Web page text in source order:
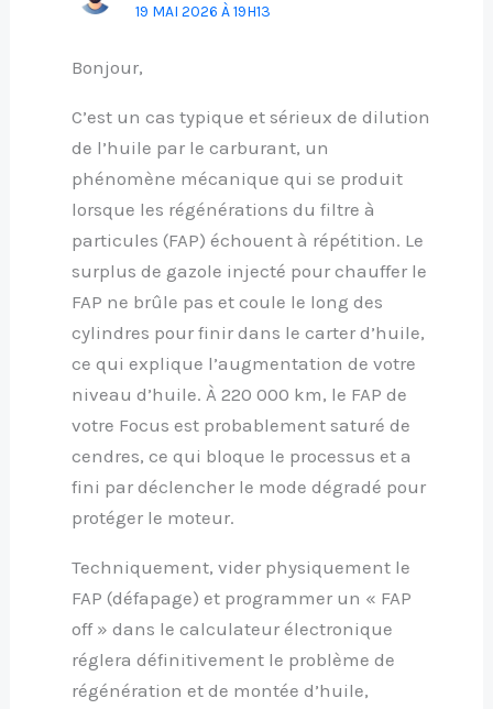
19 MAI 2026 À 19H13
Bonjour,
C’est un cas typique et sérieux de dilution
de l’huile par le carburant, un
phénomène mécanique qui se produit
lorsque les régénérations du filtre à
particules (FAP) échouent à répétition. Le
surplus de gazole injecté pour chauffer le
FAP ne brûle pas et coule le long des
cylindres pour finir dans le carter d’huile,
ce qui explique l’augmentation de votre
niveau d’huile. À 220 000 km, le FAP de
votre Focus est probablement saturé de
cendres, ce qui bloque le processus et a
fini par déclencher le mode dégradé pour
protéger le moteur.
Techniquement, vider physiquement le
FAP (défapage) et programmer un « FAP
off » dans le calculateur électronique
réglera définitivement le problème de
régénération et de montée d’huile,